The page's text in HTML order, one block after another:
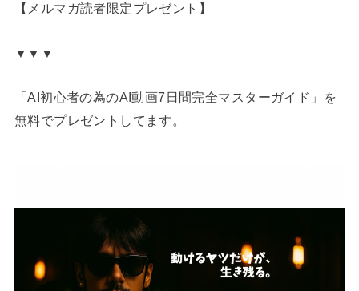
【メルマガ読者限定プレゼント】
▼▼▼
「AI初心者の為のAI動画7日間完全マスターガイド」を
無料でプレゼントしてます。